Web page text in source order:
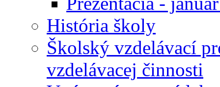
História školy
Školský vzdelávací
vzdelávacej činnosti